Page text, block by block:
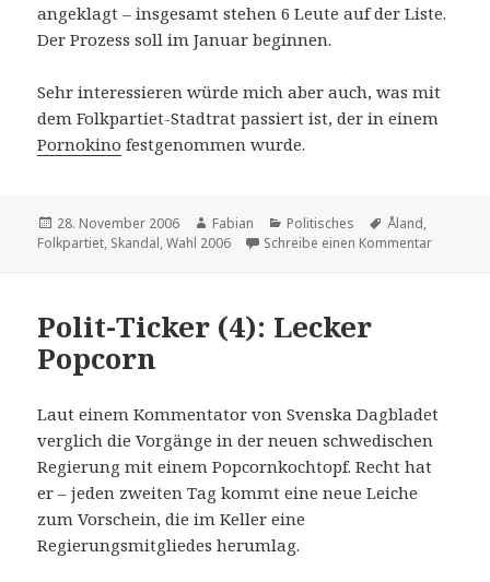
angeklagt – insgesamt stehen 6 Leute auf der Liste.
Der Prozess soll im Januar beginnen.
Sehr interessieren würde mich aber auch, was mit
dem Folkpartiet-Stadtrat passiert ist, der in einem
Pornokino festgenommen wurde.
Veröffentlicht
am
28. November 2006 Autor
Fabian Kategorien
Politisches Schlagwörter
Åland,
Folkpartiet, Skandal,Wahl 2006 Schreibe einen Kommentarzu Polit-
Polit-Ticker (4): Lecker
Popcorn
Laut einem Kommentator von Svenska Dagbladet
verglich die Vorgänge in der neuen schwedischen
Regierung mit einem Popcornkochtopf. Recht hat
er – jeden zweiten Tag kommt eine neue Leiche
zum Vorschein, die im Keller eine
Regierungsmitgliedes herumlag.